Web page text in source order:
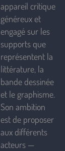
appareil critique
généreux et
engagé sur les
supports que
représentent la
littérature, la
bande dessinée
et le graphisme.
Son ambition
est de proposer
aux différents
acteurs —